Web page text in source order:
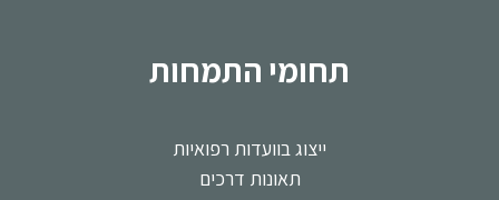
תחומי התמחות
ייצוג בוועדות רפואיות
תאונות דרכים